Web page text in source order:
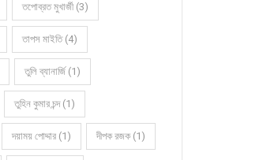
তপোব্রত মুখার্জী (3)
তাপস মাইতি (4)
তুলি ব্যানার্জি (1)
তুহিন কুমার চন্দ (1)
দয়াময় পোদ্দার (1) দীপক রজক (1)